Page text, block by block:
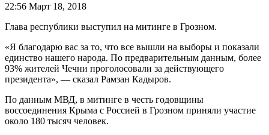
22:56 Март 18, 2018
Глава республики выступил на митинге в Грозном.
«Я благодарю вас за то, что все вышли на выборы и показали
единство нашего народа. По предварительным данным, более
93% жителей Чечни проголосовали за действующего
президента», — сказал Рамзан Кадыров.
По данным МВД, в митинге в честь годовщины
воссоединения Крыма с Россией в Грозном приняли участие
около 180 тысяч человек.